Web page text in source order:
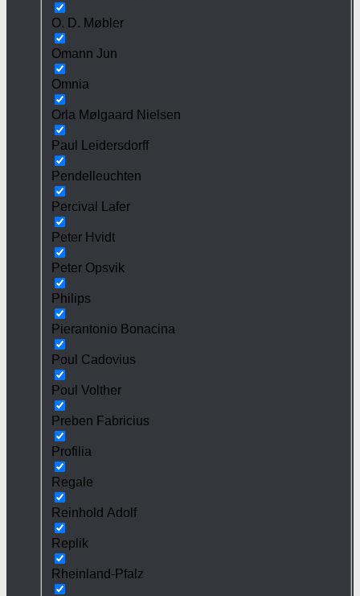
O. D. Møbler
Omann Jun
Omnia
Orla Mølgaard Nielsen
Paul Leidersdorff
Pendelleuchten
Percival Lafer
Peter Hvidt
Peter Opsvik
Philips
Pierantonio Bonacina
Poul Cadovius
Poul Volther
Preben Fabricius
Profilia
Regale
Reinhold Adolf
Replik
Rheinland-Pfalz